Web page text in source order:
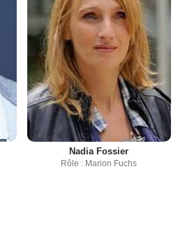
Nadia Fossier
Rôle : Marion Fuchs